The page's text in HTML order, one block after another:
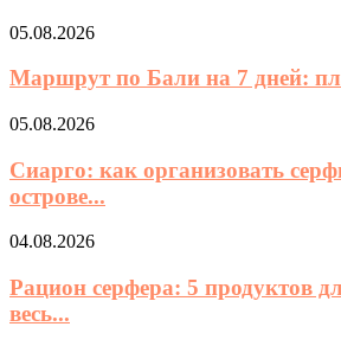
05.08.2026
Маршрут по Бали на 7 дней:
05.08.2026
Сиарго: как организовать
острове...
04.08.2026
Рацион серфера: 5 продуктов
весь...